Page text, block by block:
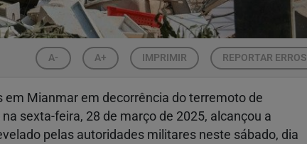
A- A+ IMPRIMIR REPORTAR ERROS
em Mianmar em decorrência do terremoto de
sexta-feira, 28 de março de 2025, alcançou a
pelas autoridades militares neste sábado, dia